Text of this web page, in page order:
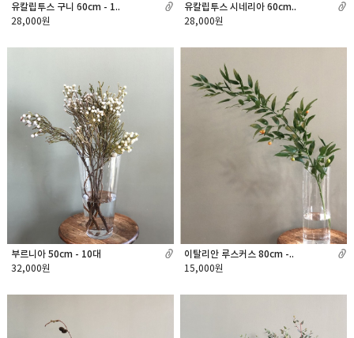
유칼립투스 구니 60cm - 1..
28,000원
유칼립투스 시네리아 60cm..
28,000원
부르니아 50cm - 10대
32,000원
이탈리안 루스커스 80cm -..
15,000원